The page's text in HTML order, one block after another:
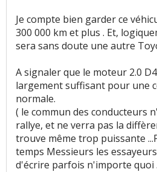
Je compte bien garder ce
300 000 km et plus . Et,
sera sans doute une autre
A signaler que le moteur 2.0
largement suffisant pour une
normale.
( le commun des conducteurs
rallye, et ne verra pas la
trouve même trop puissante
temps Messieurs les
d'écrire parfois n'importe quoi ..